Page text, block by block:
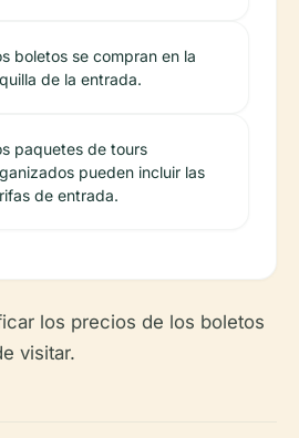
boletos se compran en la
de la entrada.
paquetes de tours
pueden incluir las
de entrada.
los precios de los boletos
visitar.